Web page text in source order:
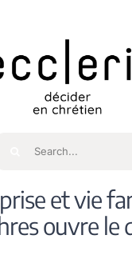
Rechercher
et vie
ouvre le